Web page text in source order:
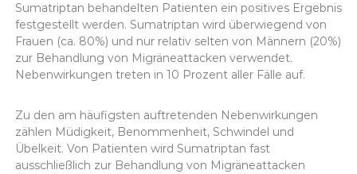
Sumatriptan behandelten Patienten ein positives Ergebnis
festgestellt werden. Sumatriptan wird überwiegend von
Frauen (ca. 80%) und nur relativ selten von Männern (20%)
zur Behandlung von Migräneattacken verwendet.
Nebenwirkungen treten in 10 Prozent aller Fälle auf.
Zu den am häufigsten auftretenden Nebenwirkungen
zählen Müdigkeit, Benommenheit, Schwindel und
Übelkeit. Von Patienten wird Sumatriptan fast
ausschließlich zur Behandlung von Migräneattacken